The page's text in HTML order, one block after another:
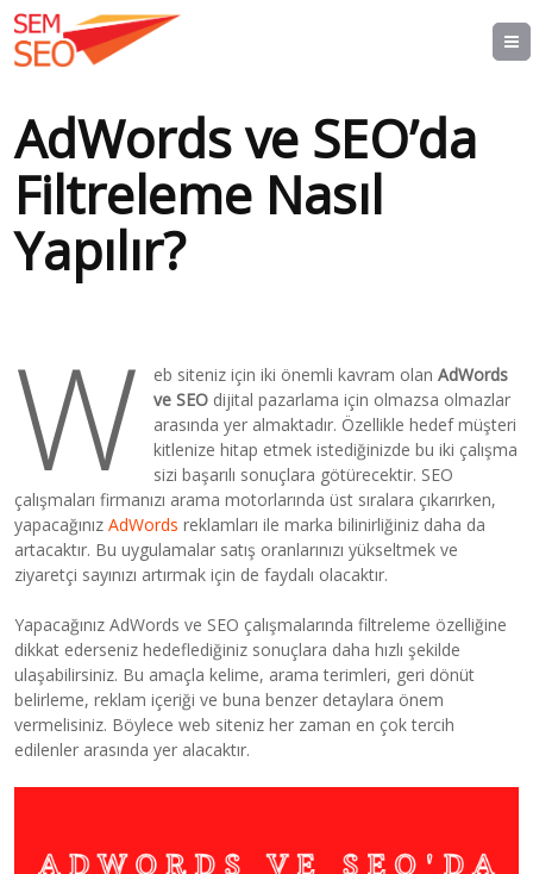
AdWords ve SEO’da
Filtreleme Nasıl
Yapılır?
W eb siteniz için iki önemli kavram olan AdWords
ve SEO dijital pazarlama için olmazsa olmazlar
arasında yer almaktadır. Özellikle hedef müşteri
kitlenize hitap etmek istediğinizde bu iki çalışma
sizi başarılı sonuçlara götürecektir. SEO
çalışmaları firmanızı arama motorlarında üst sıralara çıkarırken,
yapacağınızAdWords reklamları ile marka bilinirliğiniz daha da
artacaktır. Bu uygulamalar satış oranlarınızı yükseltmek ve
ziyaretçi sayınızı artırmak için de faydalı olacaktır.
Yapacağınız AdWords ve SEO çalışmalarında filtreleme özelliğine
dikkat ederseniz hedeflediğiniz sonuçlara daha hızlı şekilde
ulaşabilirsiniz. Bu amaçla kelime, arama terimleri, geri dönüt
belirleme, reklam içeriği ve buna benzer detaylara önem
vermelisiniz. Böylece web siteniz her zaman en çok tercih
edilenler arasında yer alacaktır.